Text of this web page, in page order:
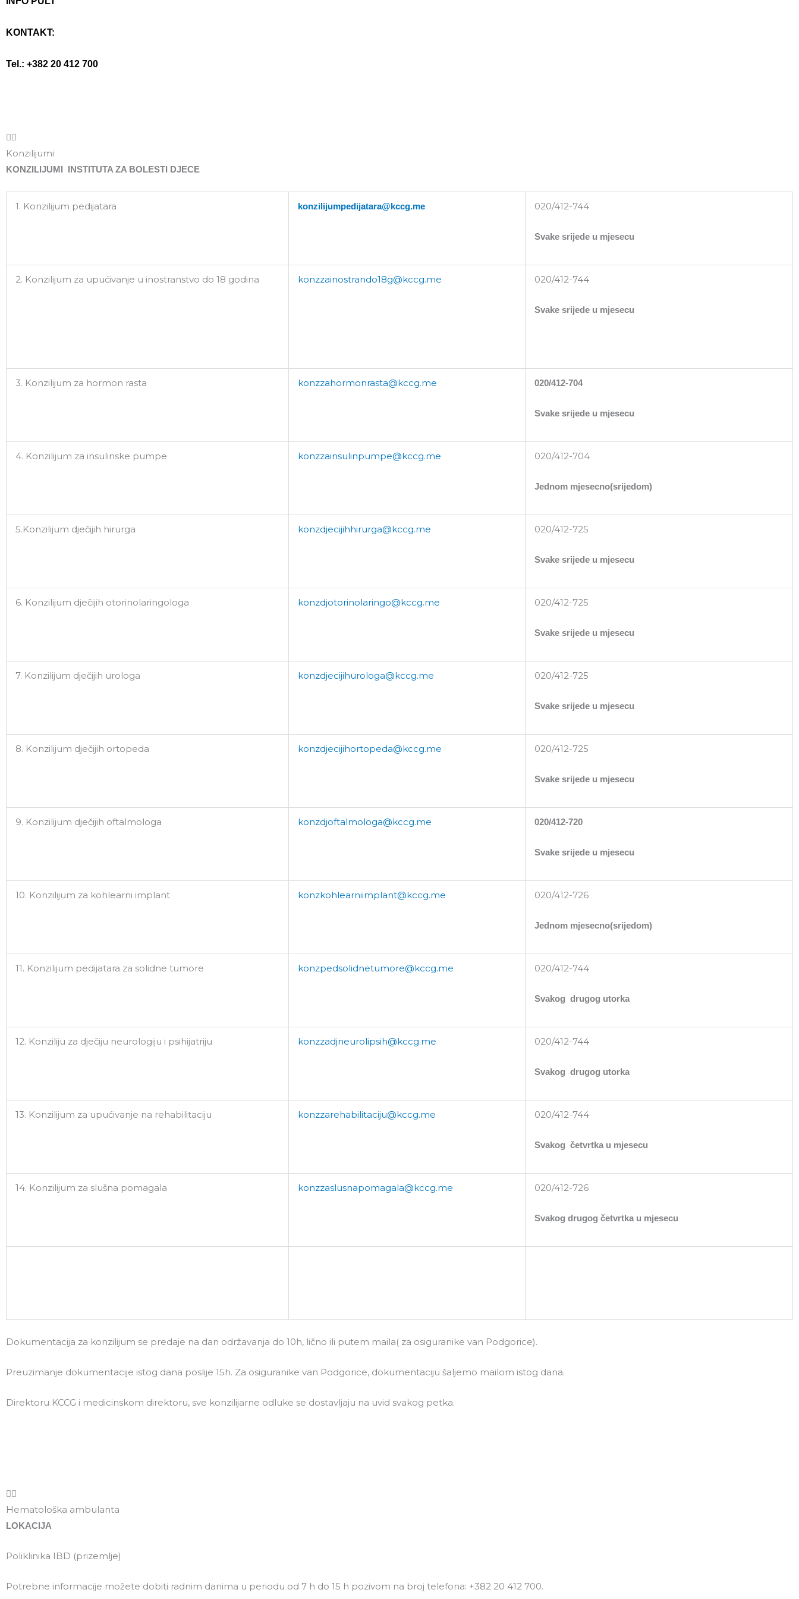
KONTAKT:
Tel.: +382 20 412 700
Konzilijumi
KONZILIJUMI INSTITUTA ZA BOLESTI DJECE
1. Konzilijum pedijatara konzilijumpedijatara@kccg.me 020/412-744
Svake srijede u mjesecu
2. Konzilijum za upućivanje u inostranstvo do 18 godina konzzainostrando18g@kccg.me 020/412-744
Svake srijede u mjesecu
3. Konzilijum za hormon rasta konzzahormonrasta@kccg.me 020/412-704
Svake srijede u mjesecu
4. Konzilijum za insulinske pumpe konzzainsulinpumpe@kccg.me 020/412-704
Jednom mjesecno(srijedom)
5.Konzilijum dječijih hirurga konzdjecijihhirurga@kccg.me 020/412-725
Svake srijede u mjesecu
6. Konzilijum dječijih otorinolaringologa konzdjotorinolaringo@kccg.me 020/412-725
Svake srijede u mjesecu
7. Konzilijum dječijih urologa konzdjecijihurologa@kccg.me 020/412-725
Svake srijede u mjesecu
8. Konzilijum dječijih ortopeda konzdjecijihortopeda@kccg.me 020/412-725
Svake srijede u mjesecu
9. Konzilijum dječijih oftalmologa konzdjoftalmologa@kccg.me 020/412-720
Svake srijede u mjesecu
10. Konzilijum za kohlearni implant konzkohlearniimplant@kccg.me 020/412-726
Jednom mjesecno(srijedom)
11. Konzilijum pedijatara za solidne tumore konzpedsolidnetumore@kccg.me 020/412-744
Svakog drugog utorka
12. Konziliju za dječiju neurologiju i psihijatriju konzzadjneurolipsih@kccg.me 020/412-744
Svakog drugog utorka
13. Konzilijum za upućivanje na rehabilitaciju konzzarehabilitaciju@kccg.me 020/412-744
Svakog četvrtka u mjesecu
14. Konzilijum za slušna pomagala konzzaslusnapomagala@kccg.me 020/412-726
Svakog drugog četvrtka u mjesecu
Dokumentacija za konzilijum se predaje na dan održavanja do 10h, lično ili putem maila( za osiguranike van Podgorice).
Preuzimanje dokumentacije istog dana poslije 15h. Za osiguranike van Podgorice, dokumentaciju šaljemo mailom istog dana.
Direktoru KCCG i medicinskom direktoru, sve konzilijarne odluke se dostavljaju na uvid svakog petka.
Hematološka ambulanta
LOKACIJA
Poliklinika IBD (prizemlje)
Potrebne informacije možete dobiti radnim danima u periodu od 7 h do 15 h pozivom na broj telefona: +382 20 412 700.